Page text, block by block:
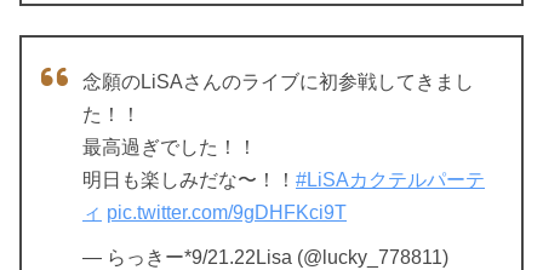
念願のLiSAさんのライブに初参戦してきまし
た！！
最高過ぎでした！！
明日も楽しみだな〜！！ #LiSAカクテルパーテ
ィ pic.twitter.com/9gDHFKci9T
— らっきー*9/21.22Lisa (@lucky_778811)